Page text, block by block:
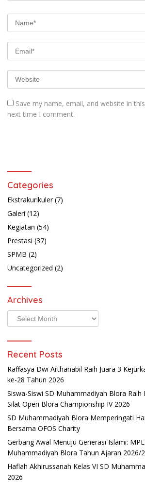
Save my name, email, and website in
next time I comment.
Categories
Ekstrakurikuler(7)
Galeri (12)
Kegiatan (54)
Prestasi (37)
SPMB (2)
Uncategorized (2)
Archives
Archives
Recent Posts
Raffasya Dwi Arthanabil Raih Juara 3
ke-28 Tahun 2026
Siswa-Siswi SD Muhammadiyah Blora Raih
Silat Open Blora Championship IV 2026
SD Muhammadiyah Blora Memperingati
Bersama OFOS Charity
Gerbang Awal Menuju Generasi Islami:
Muhammadiyah Blora Tahun Ajaran 2026/
Haflah Akhirussanah Kelas VI SD
2026